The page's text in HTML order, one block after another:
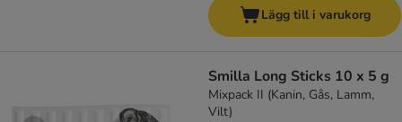
Lägg till i varukorg
Smilla Long Sticks 10 x 5 g
Mixpack II (Kanin, Gås, Lamm,
Vilt)